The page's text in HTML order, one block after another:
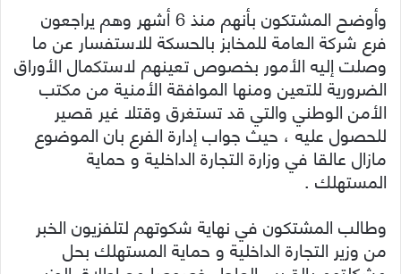
وأوضح المشتكون بأنهم منذ 6 أشهر وهم يراجعون
فرع شركة العامة للمخابز بالحسكة للاستفسار عن ما
وصلت إليه الأمور بخصوص تعينهم لاستكمال الأوراق
الضرورية للتعين ومنها الموافقة الأمنية من مكتب
الأمن الوطني والتي قد تستغرق وقتلا غير قصير
للحصول عليه ، حيث جواب إدارة الفرع بان الموضوع
مازال عالقا في وزارة التجارة الداخلية و حماية
المستهلك .
وطالب المشتكون في نهاية شكوتهم لتلفزيون الخبر
من وزير التجارة الداخلية و حماية المستهلك بحل